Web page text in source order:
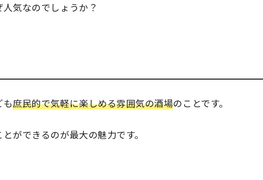
人気なのでしょうか？
も庶民的で気軽に楽しめる雰囲気の酒場のことです。
ができるのが最大の魅力です。